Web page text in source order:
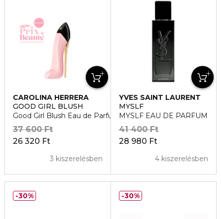
CAROLINA HERRERA
GOOD GIRL BLUSH
Good Girl Blush Eau de Parfum
26 320 Ft
37 600 Ft
3 kiszerelésben
YVES SAINT LAURENT
MYSLF
MYSLF EAU DE PARFUM
28 980 Ft
41 400 Ft
4 kiszerelésben
30% 30%